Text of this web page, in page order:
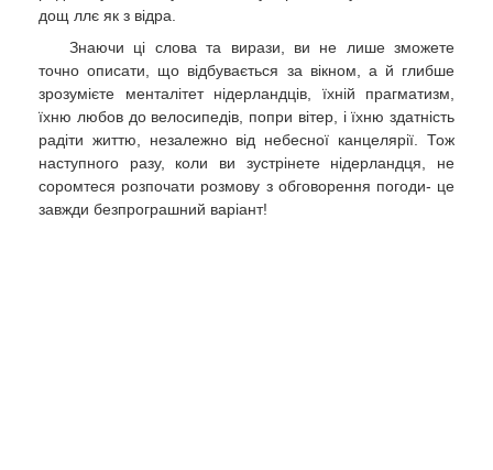
дощ ллє як з відра.
Знаючи ці слова та вирази, ви не лише зможете
точно описати, що відбувається за вікном, а й глибше
зрозумієте менталітет нідерландців, їхній прагматизм,
їхню любов до велосипедів, попри вітер, і їхню здатність
радіти життю, незалежно від небесної канцелярії. Тож
наступного разу, коли ви зустрінете нідерландця, не
соромтеся розпочати розмову з обговорення погоди- це
завжди безпрограшний варіант!